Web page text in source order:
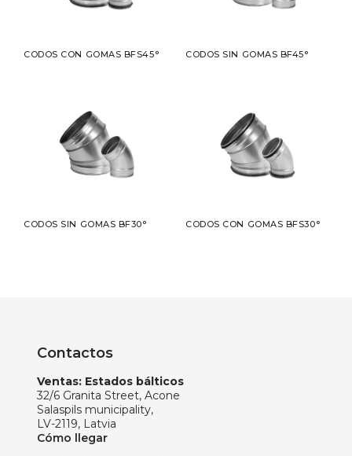
CODOS CON GOMAS BFS45° CODOS SIN GOMAS BF45°
CODOS SIN GOMAS BF30° CODOS CON GOMAS BFS30°
Contactos
Ventas: Estados bálticos
32/6 Granita Street, Acone
Salaspils municipality,
LV-2119, Latvia
Cómo llegar